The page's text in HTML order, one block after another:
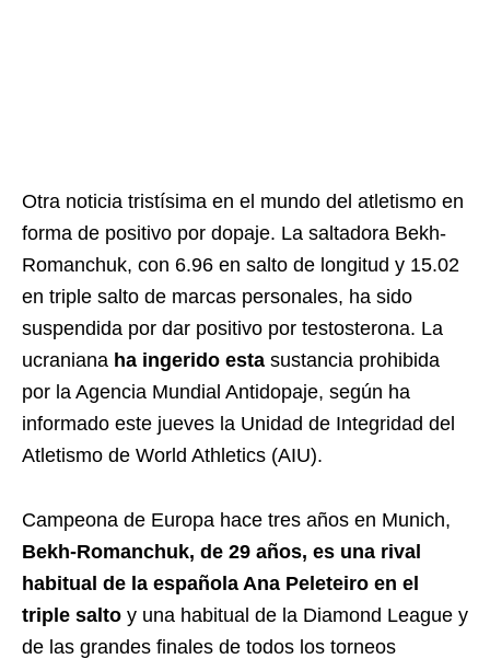
Otra noticia tristísima en el mundo del atletismo en
forma de positivo por dopaje. La saltadora Bekh-
Romanchuk, con 6.96 en salto de longitud y 15.02
en triple salto de marcas personales, ha sido
suspendida por dar positivo por testosterona. La
ucraniana ha ingerido esta sustancia prohibida
por la Agencia Mundial Antidopaje, según ha
informado este jueves la Unidad de Integridad del
Atletismo de World Athletics (AIU).
Campeona de Europa hace tres años en Munich,
Bekh-Romanchuk, de 29 años, es una rival
habitual de la española Ana Peleteiro en el
triple salto y una habitual de la Diamond League y
de las grandes finales de todos los torneos